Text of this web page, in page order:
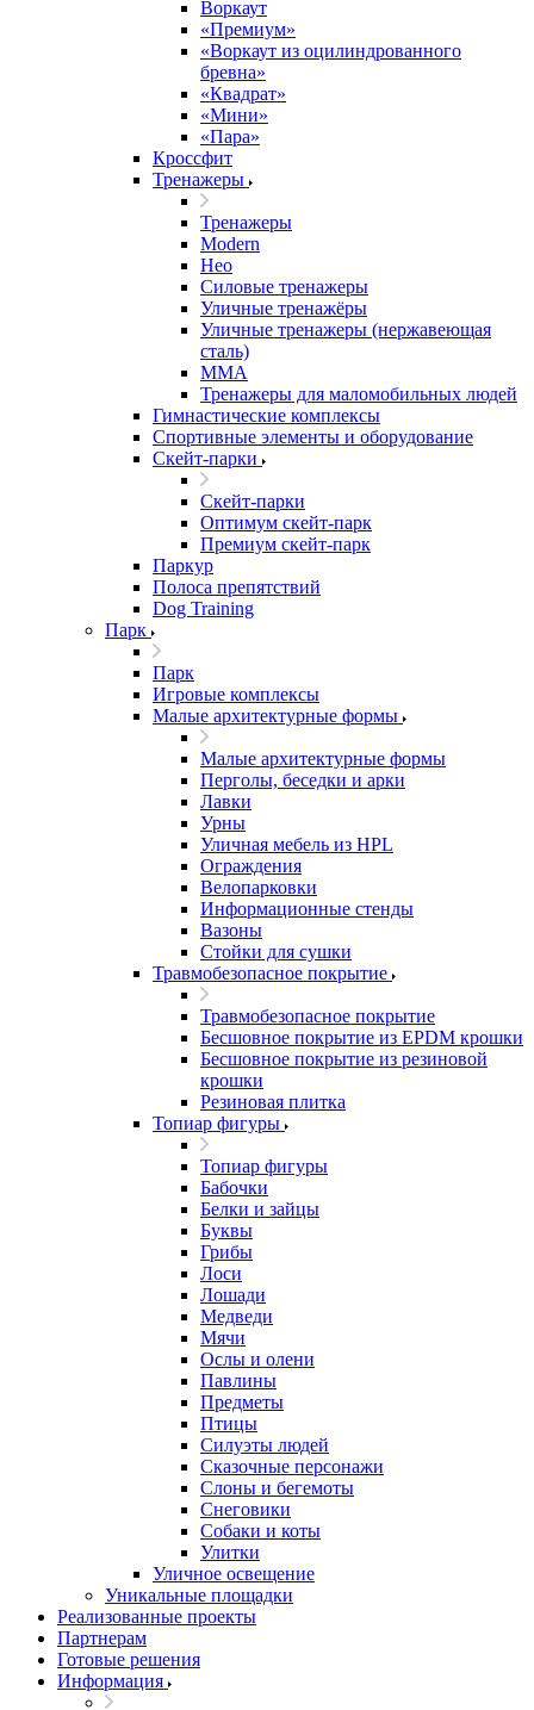
Воркаут
«Премиум»
«Воркаут из оцилиндрованного
бревна»
«Квадрат»
«Мини»
«Пара»
Кроссфит
Тренажеры
Тренажеры
Modern
Нео
Силовые тренажеры
Уличные тренажёры
Уличные тренажеры (нержавеющая
сталь)
ММА
Тренажеры для маломобильных людей
Гимнастические комплексы
Спортивные элементы и оборудование
Скейт-парки
Скейт-парки
Оптимум скейт-парк
Премиум скейт-парк
Паркур
Полоса препятствий
Dog Training
Парк
Парк
Игровые комплексы
Малые архитектурные формы
Малые архитектурные формы
Перголы, беседки и арки
Лавки
Урны
Уличная мебель из HPL
Ограждения
Велопарковки
Информационные стенды
Вазоны
Стойки для сушки
Травмобезопасное покрытие
Травмобезопасное покрытие
Бесшовное покрытие из EPDM крошки
Бесшовное покрытие из резиновой
крошки
Резиновая плитка
Топиар фигуры
Топиар фигуры
Бабочки
Белки и зайцы
Буквы
Грибы
Лоси
Лошади
Медведи
Мячи
Ослы и олени
Павлины
Предметы
Птицы
Силуэты людей
Сказочные персонажи
Слоны и бегемоты
Снеговики
Собаки и коты
Улитки
Уличное освещение
Уникальные площадки
Реализованные проекты
Партнерам
Готовые решения
Информация